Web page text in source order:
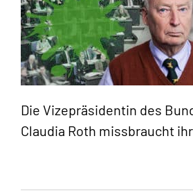
Die Vizepräsidentin des
Claudia Roth missbraucht